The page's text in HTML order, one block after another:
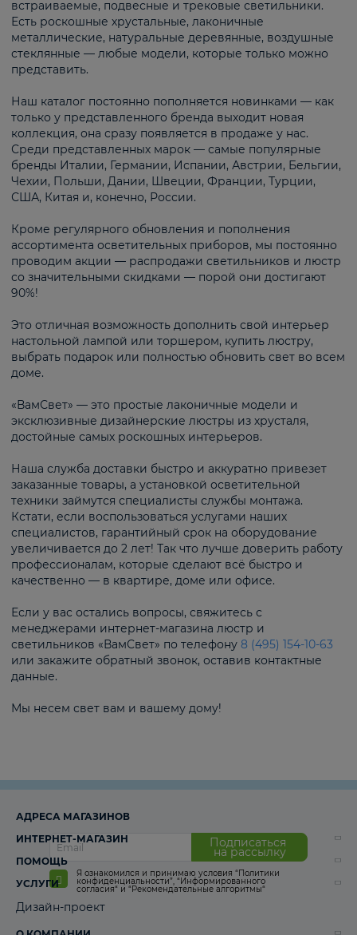
встраиваемые, подвесные и трековые светильники.
Есть роскошные хрустальные, лаконичные
металлические, натуральные деревянные, воздушные
стеклянные — любые модели, которые только можно
представить.
Наш каталог постоянно пополняется новинками — как
только у представленного бренда выходит новая
коллекция, она сразу появляется в продаже у нас.
Среди представленных марок — самые популярные
бренды Италии, Германии, Испании, Австрии, Бельгии,
Чехии, Польши, Дании, Швеции, Франции, Турции,
США, Китая и, конечно, России.
Кроме регулярного обновления и пополнения
ассортимента осветительных приборов, мы постоянно
проводим акции — распродажи светильников и люстр
со значительными скидками — порой они достигают
90%!
Это отличная возможность дополнить свой интерьер
настольной лампой или торшером, купить люстру,
выбрать подарок или полностью обновить свет во всем
доме.
«ВамСвет» — это простые лаконичные модели и
эксклюзивные дизайнерские люстры из хрусталя,
достойные самых роскошных интерьеров.
Наша служба доставки быстро и аккуратно привезет
заказанные товары, а установкой осветительной
техники займутся специалисты службы монтажа.
Кстати, если воспользоваться услугами наших
специалистов, гарантийный срок на оборудование
увеличивается до 2 лет! Так что лучше доверить работу
профессионалам, которые сделают всё быстро и
качественно — в квартире, доме или офисе.
Если у вас остались вопросы, свяжитесь с
менеджерами интернет-магазина люстр и
светильников «ВамСвет» по телефону 8 (495) 154-10-63
или закажите обратный звонок, оставив контактные
данные.
Мы несем свет вам и вашему дому!
Подписаться
на рассылку
Я ознакомился и принимаю условия “Политики
конфиденциальности”, “Информированного
согласия“ и “Рекомендательные алгоритмы“
АДРЕСА МАГАЗИНОВ
ИНТЕРНЕТ-МАГАЗИН
ПОМОЩЬ
УСЛУГИ
Дизайн-проект